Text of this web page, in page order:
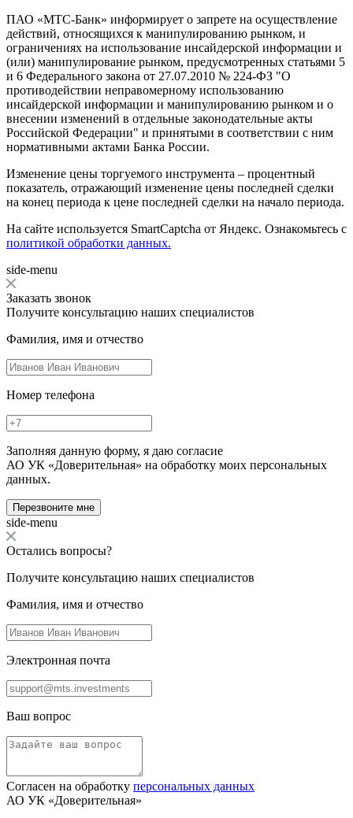
ПАО «МТС-Банк» информирует о запрете на осуществление
действий, относящихся к манипулированию рынком, и
ограничениях на использование инсайдерской информации и
(или) манипулирование рынком, предусмотренных статьями 5
и 6 Федерального закона от 27.07.2010 № 224-ФЗ "О
противодействии неправомерному использованию
инсайдерской информации и манипулированию рынком и о
внесении изменений в отдельные законодательные акты
Российской Федерации" и принятыми в соответствии с ним
нормативными актами Банка России.
Изменение цены торгуемого инструмента – процентный
показатель, отражающий изменение цены последней сделки
на конец периода к цене последней сделки на начало периода.
На сайте используется SmartCaptcha от Яндекс. Ознакомьтесь с
политикой обработки данных.
side-menu
Заказать звонок
Получите консультацию наших специалистов
Фамилия, имя и отчество
Номер телефона
Заполняя данную форму, я даю согласие
АО УК «Доверительная» на обработку моих персональных
данных.
Перезвоните мне
side-menu
Остались вопросы?
Получите консультацию наших специалистов
Фамилия, имя и отчество
Электронная почта
Ваш вопрос
Согласен на обработку персональных данных
АО УК «Доверительная»